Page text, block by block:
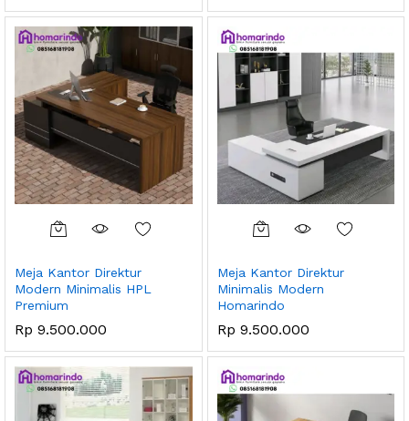
Meja Kantor Direktur
Modern Minimalis HPL
Premium
Rp 9.500.000
Meja Kantor Direktur
Minimalis Modern
Homarindo
Rp 9.500.000